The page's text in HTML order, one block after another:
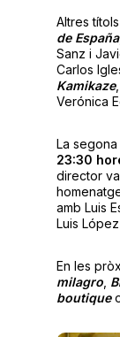
Altres
de España
Sanz i
Carlos
Kamikaze
Verónica
La
23:30
director
amb Luis
Luis
En les
milagro,
boutique